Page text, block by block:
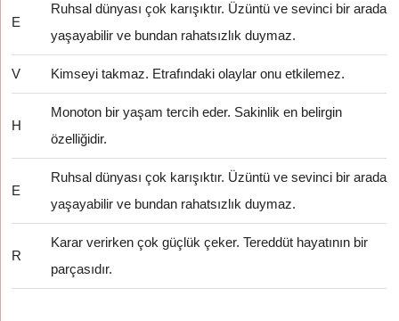
E
Ruhsal dünyası çok karışıktır. Üzüntü ve sevinci bir arada
yaşayabilir ve bundan rahatsızlık duymaz.
V Kimseyi takmaz. Etrafındaki olaylar onu etkilemez.
H
Monoton bir yaşam tercih eder. Sakinlik en belirgin
özelliğidir.
E
Ruhsal dünyası çok karışıktır. Üzüntü ve sevinci bir arada
yaşayabilir ve bundan rahatsızlık duymaz.
R
Karar verirken çok güçlük çeker. Tereddüt hayatının bir
parçasıdır.